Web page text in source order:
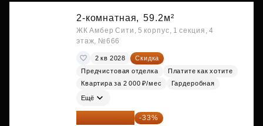
2-комнатная, 59.2м²
ЖК Амбер Сити, 5 корпус, 1 секция, 4
этаж, №666
2 кв 2028
Скидка
Предчистовая отделка
Платите как хотите
Квартира за 2 000 ₽/мес
Гардеробная
Ещё
31 219 534 ₽ -33%